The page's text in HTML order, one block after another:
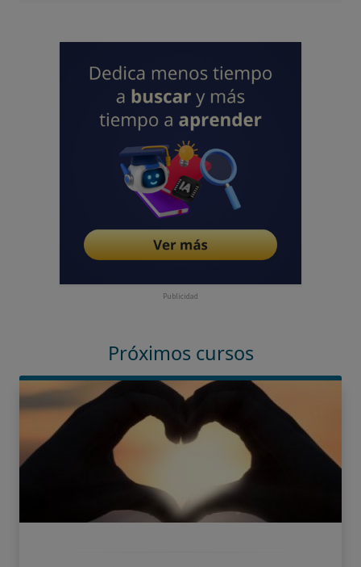
Publicidad
Próximos cursos